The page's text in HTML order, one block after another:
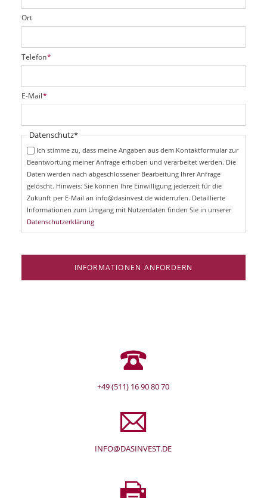
Ort
P
f
i
c
t
f
Telefon*
P
f
i
E-Mail*
Pflichtfeld
Datenschutz*
Ich stimme zu, dass meine Angaben aus dem Kontaktformular zur
Beantwortung meiner Anfrage erhoben und verarbeitet werden. Die
Daten werden nach abgeschlossener Bearbeitung Ihrer Anfrage
gelöscht. Hinweis: Sie können Ihre Einwilligung jederzeit für die
Zukunft per E-Mail an info@dasinvest.de widerrufen. Detaillierte
Informationen zum Umgang mit Nutzerdaten finden Sie in unserer
Datenschutzerklärung
INFORMATIONEN ANFORDERN
+49 (511) 16 90 80 70
INFO@DASINVEST.DE